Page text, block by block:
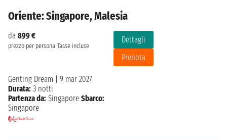
Oriente: Singapore, Malesia
da 899 €
prezzo per persona Tasse incluse
Dettagli
Prenota
Genting Dream
9 mar 2027
Durata: 3 notti
Partenza da: Singapore Sbarco:
Singapore